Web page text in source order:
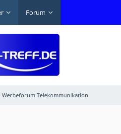
Forum
Werbeforum Telekommunikation